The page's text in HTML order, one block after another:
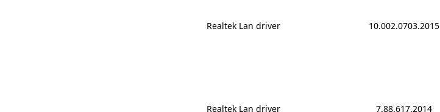
Realtek Lan driver 10.002.0703.2015
Realtek Lan driver 7.88.617.2014